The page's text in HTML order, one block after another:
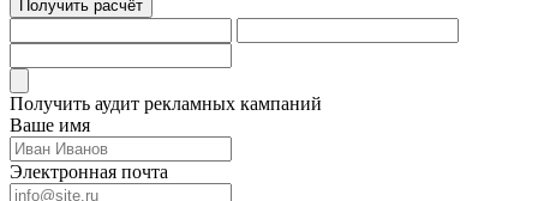
Получить расчёт
Получить аудит рекламных кампаний
Ваше имя
Электронная почта